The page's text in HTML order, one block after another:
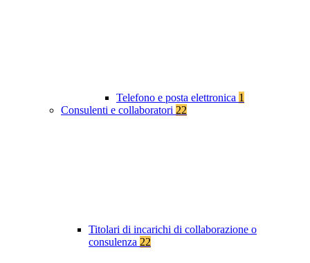
Telefono e posta elettronica 1
Consulenti e collaboratori 22
Titolari di incarichi di collaborazione o
consulenza 22